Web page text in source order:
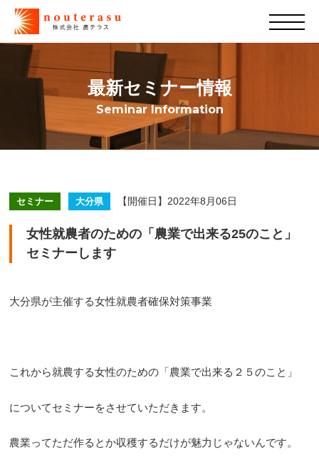
最新セミナー情報
Seminar Information
セミナー 大分県 【開催日】2022年8月06日
女性就農者のための「農業で出来る25のこと」
セミナーします
大分県が主催する女性就農者確保対策事業
これから就農する女性のための「農業で出来る２５のこと」
についてセミナーをさせていただきます。
農業ってただ作るとか収穫するだけが魅力じゃないんです。